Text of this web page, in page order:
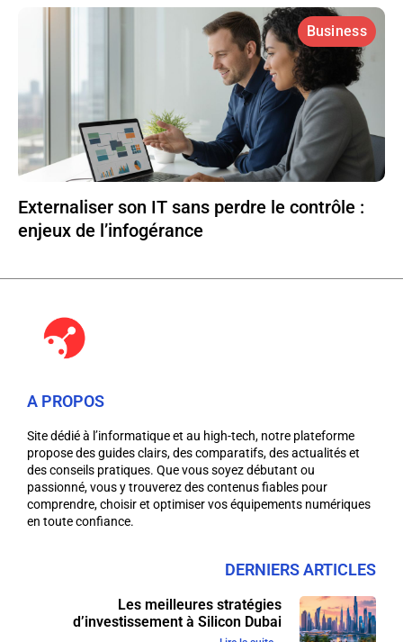
Business
Externaliser son IT sans perdre le contrôle :
enjeux de l’infogérance
A PROPOS
Site dédié à l’informatique et au high-tech, notre plateforme
propose des guides clairs, des comparatifs, des actualités et
des conseils pratiques. Que vous soyez débutant ou
passionné, vous y trouverez des contenus fiables pour
comprendre, choisir et optimiser vos équipements numériques
en toute confiance.
DERNIERS ARTICLES
Les meilleures stratégies
d’investissement à Silicon Dubai